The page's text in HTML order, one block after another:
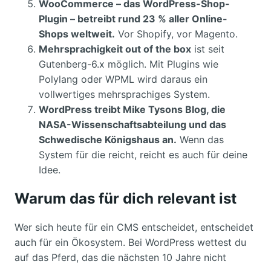
WooCommerce – das WordPress-Shop-
Plugin – betreibt rund 23 % aller Online-
Shops weltweit. Vor Shopify, vor Magento.
Mehrsprachigkeit out of the box ist seit
Gutenberg-6.x möglich. Mit Plugins wie
Polylang oder WPML wird daraus ein
vollwertiges mehrsprachiges System.
WordPress treibt Mike Tysons Blog, die
NASA-Wissenschaftsabteilung und das
Schwedische Königshaus an. Wenn das
System für die reicht, reicht es auch für deine
Idee.
Warum das für dich relevant ist
Wer sich heute für ein CMS entscheidet, entscheidet
auch für ein Ökosystem. Bei WordPress wettest du
auf das Pferd, das die nächsten 10 Jahre nicht